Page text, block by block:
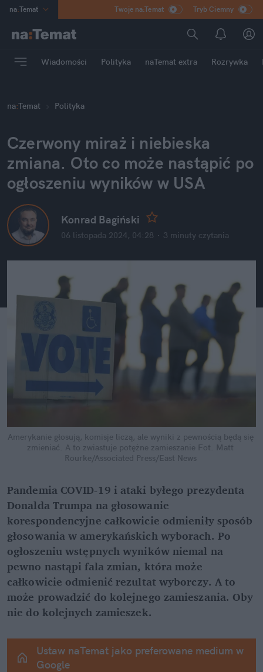
na:Temat
Poland
mama
Rozrywka
Twoje na:Temat Tryb Ciemny
Wiadomości Polityka naTemat extra Rozrywka
na:Temat Polityka
Czerwony miraż i niebieska
zmiana. Oto co może nastąpić po
ogłoszeniu wyników w USA
Konrad Bagiński
06 listopada 2024, 04:28 · 3 minuty czytania
Amerykanie głosują, komisje liczą, ale wyniki z pewnością będą się
zmieniać. A to zwiastuje potężne zamieszanie Fot. Matt
Rourke/Associated Press/East News
Pandemia COVID-19 i ataki byłego prezydenta
Donalda Trumpa na głosowanie
korespondencyjne całkowicie odmieniły sposób
głosowania w amerykańskich wyborach. Po
ogłoszeniu wstępnych wyników niemal na
pewno nastąpi fala zmian, która może
całkowicie odmienić rezultat wyborczy. A to
może prowadzić do kolejnego zamieszania. Oby
nie do kolejnych zamieszek.
Ustaw naTemat jako preferowane medium w
Google